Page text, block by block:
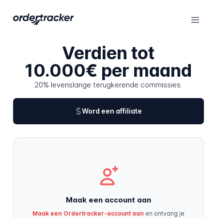
Verdien tot
10.000€ per maand
20% levenslange terugkerende commissies.
Word een affiliate
Maak een account aan
Maak een Ordertracker-account aan en ontvang je